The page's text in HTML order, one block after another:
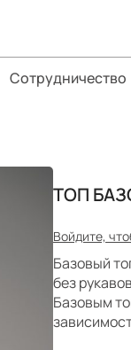
Сотрудничество
ТОП
Войдите,
Базовый
без
Базовым